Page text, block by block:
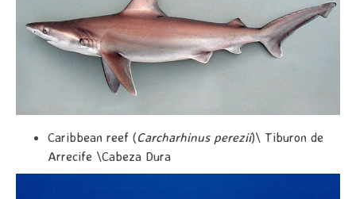
Caribbean reef (Carcharhinus perezii)\ Tiburon de
Arrecife \Cabeza Dura